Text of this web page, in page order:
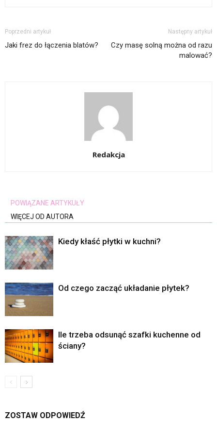
Poprzedni artykuł
Jaki frez do łączenia blatów?
Następny artykuł
Czy masę solną można od razu
malować?
Redakcja
POWIĄZANE ARTYKUŁY
WIĘCEJ OD AUTORA
Kiedy kłaść płytki w kuchni?
Od czego zacząć układanie płytek?
Ile trzeba odsunąć szafki kuchenne od
ściany?
ZOSTAW ODPOWIEDŹ